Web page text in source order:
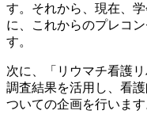
す。それから、現在、
に、これからのプレコ
す。
次に、「リウマチ看護
調査結果を活用し、看
ついての企画を行います